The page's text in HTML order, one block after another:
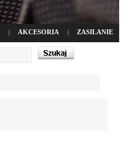
| AKCESORIA | ZASILANIE